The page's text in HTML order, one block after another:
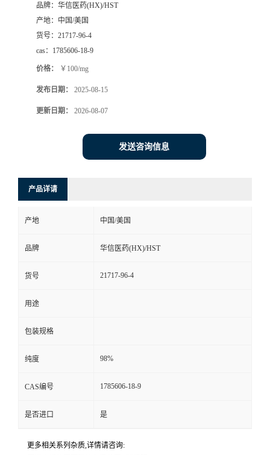
方
品牌： 华信医药(HX)/HST
产地： 中国/美国
货号： 21717-96-4
cas： 1785606-18-9
价格： ￥100/mg
发布日期： 2025-08-15
更新日期： 2026-08-07
发送咨询信息
产品详请
产地 中国/美国
品牌 华信医药(HX)/HST
货号 21717-96-4
用途
包装规格
纯度 98%
CAS编号 1785606-18-9
是否进口 是
更多相关系列杂质,详情请咨询: